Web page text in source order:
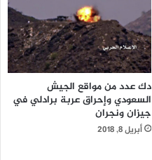
دك عدد من مواقع الجيش
السعودي وإحراق عربة برادلي في
جيزان ونجران
أبريل 8, 2018